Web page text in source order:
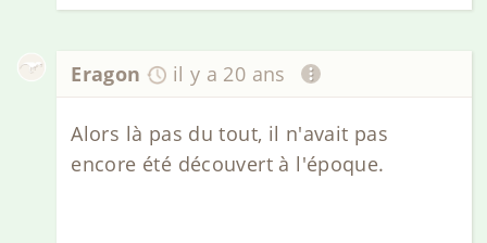
Eragon il y a 20 ans
Alors là pas du tout, il n'avait pas
encore été découvert à l'époque.